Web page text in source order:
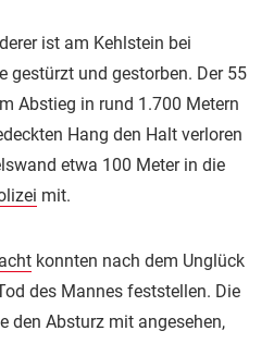
ist am Kehlstein bei
gestürzt und gestorben. Der 55
Abstieg in rund 1.700 Metern
Hang den Halt verloren
etwa 100 Meter in die
mit.
konnten nach dem Unglück
des Mannes feststellen. Die
den Absturz mit angesehen,